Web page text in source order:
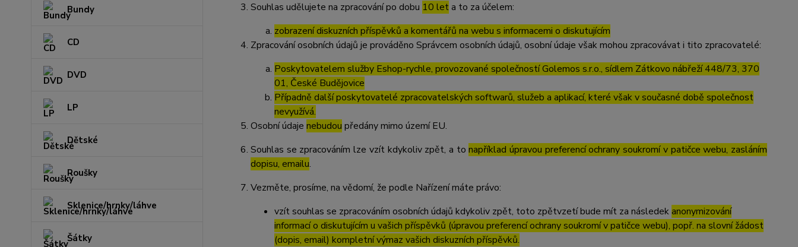
Bundy
CD
DVD
LP
Dětské
Roušky
Sklenice/hrnky/láhve
Šátky
Souhlas udělujete na zpracování po dobu 10 leta to za účelem:
zobrazení diskuzních příspěvků a komentářů na webu s informacemi o diskutujícím
Zpracování osobních údajů je prováděno Správcem osobních údajů, osobní údaje však mohou zpracovávat i tito zpracovatelé:
Poskytovatelem služby Eshop-rychle, provozované společností Golemos s.r.o., sídlem Zátkovo nábřeží 448/73, 370
01, České Budějovice
Případně další poskytovatelé zpracovatelských softwarů, služeb a aplikací, které však v současné době společnost
nevyužívá.
Osobní údaje nebudou předány mimo území EU.
Souhlas se zpracováním lze vzít kdykoliv zpět, a tonapříklad úpravou preferencí ochrany soukromí v patičce webu, zasláním
dopisu, emailu.
Vezměte, prosíme, na vědomí, že podle Nařízení máte právo:
vzít souhlas se zpracováním osobních údajů kdykoliv zpět, toto zpětvzetí bude mít za následekanonymizování
informací o diskutujícím u vašich příspěvků (úpravou preferencí ochrany soukromí v patičce webu), popř. na slovní žádost
(dopis, email) kompletní výmaz vašich diskuzních příspěvků.